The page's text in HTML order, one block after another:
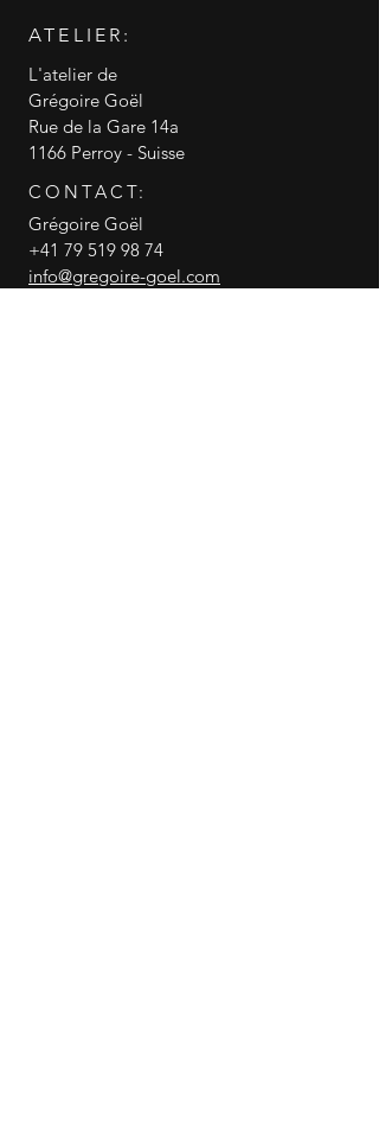
ATELIER:
L'atelier de
Grégoire Goël
Rue de la Gare 14a
1166 Perroy - Suisse
CONTACT:
Grégoire Goël
+41 79 519 98 74
info@gregoire-goel.com